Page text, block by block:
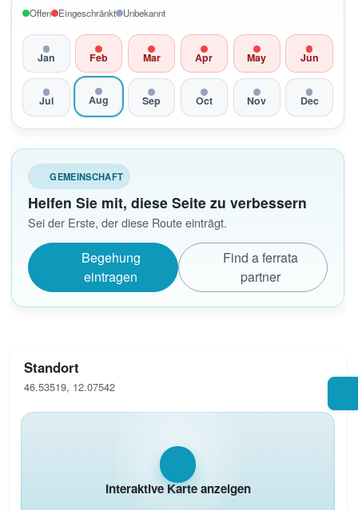
Offen Eingeschränkt Unbekannt
Jan Feb Mar Apr May Jun
Jul Aug Sep Oct Nov Dec
GEMEINSCHAFT
Helfen Sie mit, diese Seite zu verbessern
Sei der Erste, der diese Route einträgt.
Begehung
eintragen
Find a ferrata
partner
Standort
46.53519, 12.07542
Interaktive Karte anzeigen